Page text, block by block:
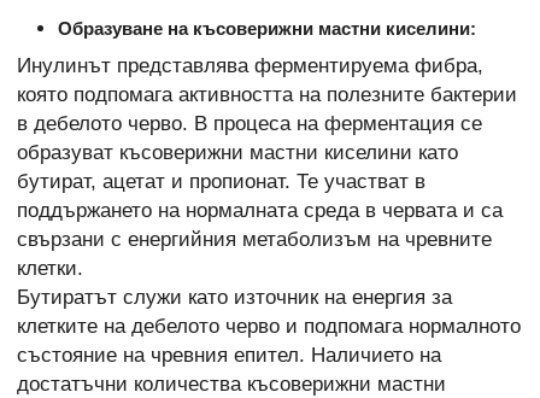
Образуване на късоверижни мастни киселини:
Инулинът представлява ферментируема фибра,
която подпомага активността на полезните бактерии
в дебелото черво. В процеса на ферментация се
образуват късоверижни мастни киселини като
бутират, ацетат и пропионат. Те участват в
поддържането на нормалната среда в червата и са
свързани с енергийния метаболизъм на чревните
клетки.
Бутиратът служи като източник на енергия за
клетките на дебелото черво и подпомага нормалното
състояние на чревния епител. Наличието на
достатъчни количества късоверижни мастни